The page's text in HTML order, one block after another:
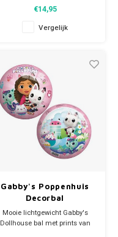
Gabby stempelboek/schrift voor
je mooiste creaties - 4 grote
Gabby stempels - een Gabby
€14,95
Vergelijk
Gabby's Poppenhuis
Decorbal
Mooie lichtgewicht Gabby's
Dollhouse bal met prints van